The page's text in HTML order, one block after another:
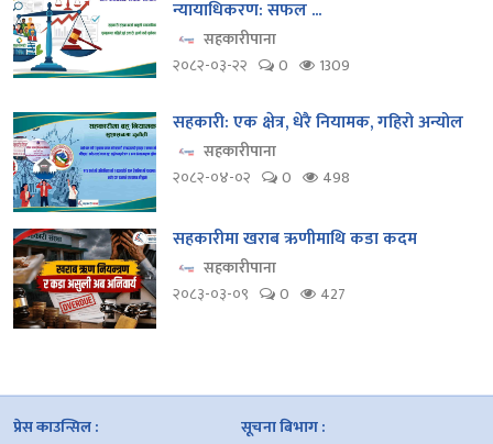
न्यायाधिकरण: सफल ...
सहकारीपाना
२०८२-०३-२२
0 1309
सहकारी: एक क्षेत्र, धेरै नियामक, गहिरो अन्योल
सहकारीपाना
२०८२-०४-०२
0 498
सहकारीमा खराब ऋणीमाथि कडा कदम
सहकारीपाना
२०८३-०३-०९
0 427
प्रेस काउन्सिल : सूचना बिभाग :